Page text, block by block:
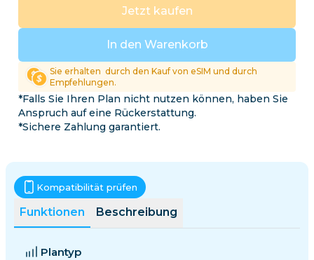
In den Warenkorb
Jetzt kaufen
Sie erhalten durch den Kauf von eSIM und durch
Empfehlungen.
*Falls Sie Ihren Plan nicht nutzen können, haben Sie
Anspruch auf eine Rückerstattung.
*Sichere Zahlung garantiert.
Funktionen Beschreibung
Kompatibilität prüfen
Plantyp